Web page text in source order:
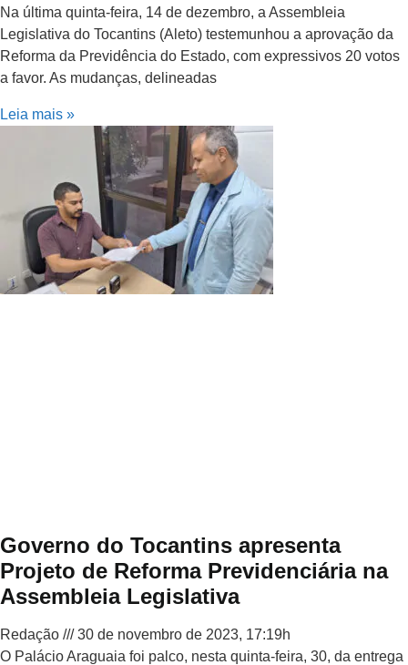
Na última quinta-feira, 14 de dezembro, a Assembleia
Legislativa do Tocantins (Aleto) testemunhou a aprovação da
Reforma da Previdência do Estado, com expressivos 20 votos
a favor. As mudanças, delineadas
Leia mais »
Governo do Tocantins apresenta
Projeto de Reforma Previdenciária na
Assembleia Legislativa
Redação
30 de novembro de 2023, 17:19h
O Palácio Araguaia foi palco, nesta quinta-feira, 30, da entrega